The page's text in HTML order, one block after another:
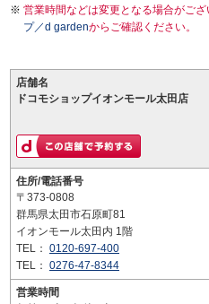
営業時間などは変更となる場合がご
プ／d gardenからご確認ください。
店舗名
ドコモショップイオンモール太田店
住所/電話番号
〒373-0808
群馬県太田市石原町81
イオンモール太田内 1階
TEL： 0120-697-400
TEL： 0276-47-8344
営業時間